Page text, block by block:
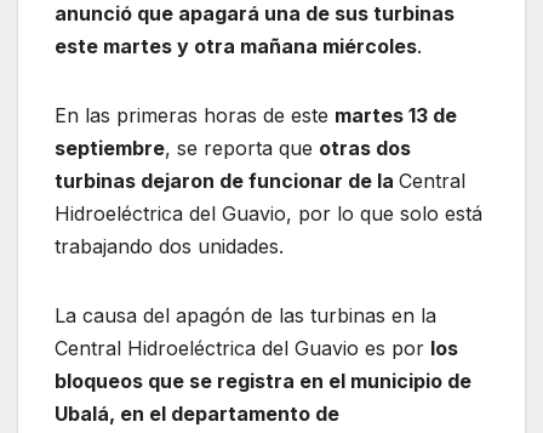
anunció que apagará una de sus turbinas
este martes y otra mañana miércoles.
En las primeras horas de este martes 13 de
septiembre, se reporta que otras dos
turbinas dejaron de funcionar de la Central
Hidroeléctrica del Guavio, por lo que solo está
trabajando dos unidades.
La causa del apagón de las turbinas en la
Central Hidroeléctrica del Guavio es por los
bloqueos que se registra en el municipio de
Ubalá, en el departamento de